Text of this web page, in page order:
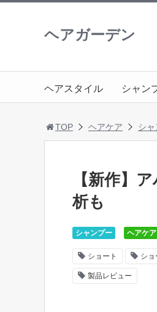
ヘアガーデン
ヘアスタイル シャン
TOP ヘアケア シ
【新作】
析も
シャンプー ヘアケア
ショート シ
製品レビュー